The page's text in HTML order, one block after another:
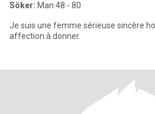
Söker: Man 48 - 80
Je suis une femme sérieuse sincère
affection à donner.